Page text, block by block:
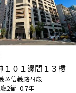
１０１邊間１３樓
區信義路四段
2衛 0.7年